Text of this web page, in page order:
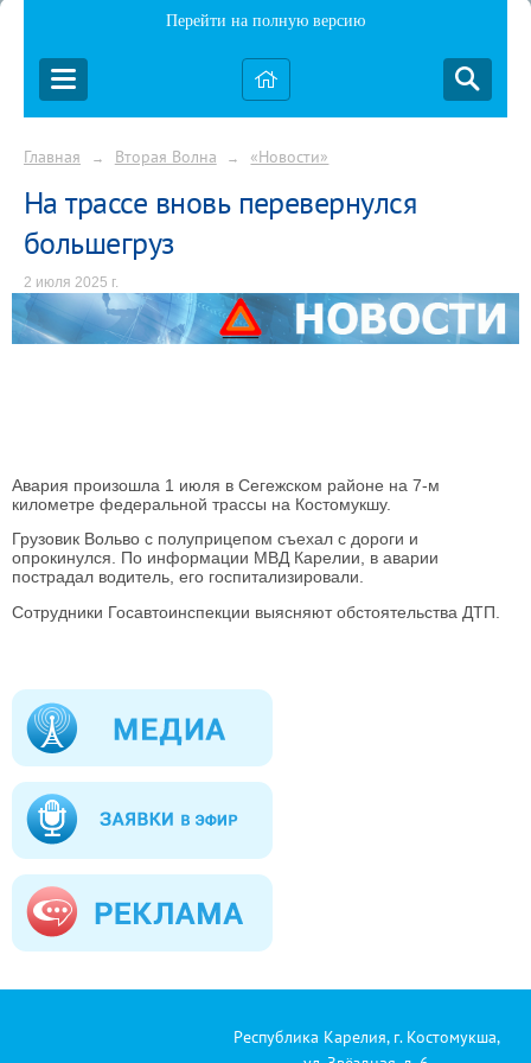
Перейти на полную версию
Главная → Вторая Волна → «Новости»
На трассе вновь перевернулся
большегруз
2 июля 2025 г.
Авария произошла 1 июля в Сегежском районе на 7-м
километре федеральной трассы на Костомукшу.
Грузовик Вольво с полуприцепом съехал с дороги и
опрокинулся. По информации МВД Карелии, в аварии
пострадал водитель, его госпитализировали.
Сотрудники Госавтоинспекции выясняют обстоятельства ДТП.
Республика Карелия, г. Костомукша,